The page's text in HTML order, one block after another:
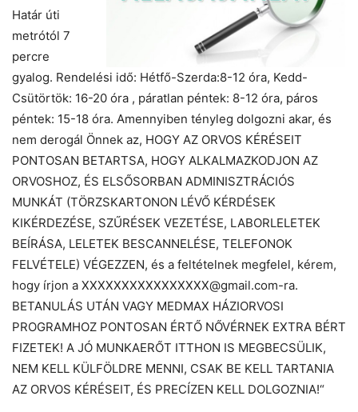
Határ úti
metrótól 7
percre
gyalog. Rendelési idő: Hétfő-Szerda:8-12 óra, Kedd-
Csütörtök: 16-20 óra , páratlan péntek: 8-12 óra, páros
péntek: 15-18 óra. Amennyiben tényleg dolgozni akar, és
nem derogál Önnek az, HOGY AZ ORVOS KÉRÉSEIT
PONTOSAN BETARTSA, HOGY ALKALMAZKODJON AZ
ORVOSHOZ, ÉS ELSŐSORBAN ADMINISZTRÁCIÓS
MUNKÁT (TÖRZSKARTONON LÉVŐ KÉRDÉSEK
KIKÉRDEZÉSE, SZŰRÉSEK VEZETÉSE, LABORLELETEK
BEÍRÁSA, LELETEK BESCANNELÉSE, TELEFONOK
FELVÉTELE) VÉGEZZEN, és a feltételnek megfelel, kérem,
hogy írjon a XXXXXXXXXXXXXXXX@gmail.com-ra.
BETANULÁS UTÁN VAGY MEDMAX HÁZIORVOSI
PROGRAMHOZ PONTOSAN ÉRTŐ NŐVÉRNEK EXTRA BÉRT
FIZETEK! A JÓ MUNKAERŐT ITTHON IS MEGBECSÜLIK,
NEM KELL KÜLFÖLDRE MENNI, CSAK BE KELL TARTANIA
AZ ORVOS KÉRÉSEIT, ÉS PRECÍZEN KELL DOLGOZNIA!“